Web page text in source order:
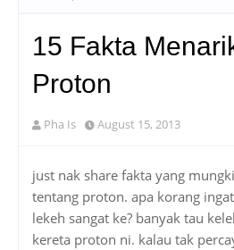
15 Fakta
Proton
Pha Is August 15, 2013
just nak share fakta yang
tentang proton. apa korang
lekeh sangat ke? banyak tau
kereta proton ni. kalau tak